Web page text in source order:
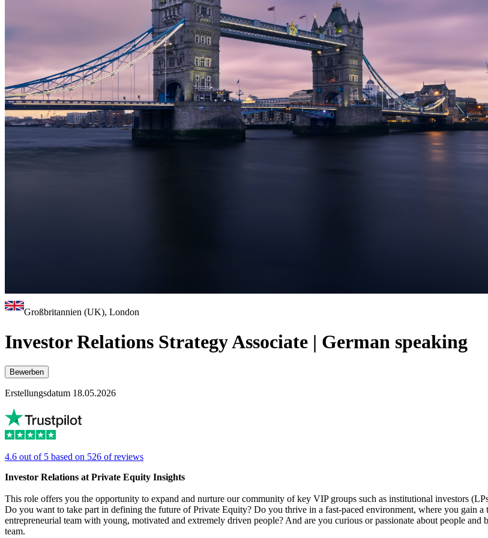
Großbritannien (UK), London
Investor Relations Strategy Associate | German speaking
Bewerben
Erstellungsdatum 18.05.2026
4.6 out of 5 based on 526 of reviews
Investor Relations at Private Equity Insights
This role offers you the opportunity to expand and nurture our community of key VIP groups such as institutional investors
Do you want to take part in defining the future of Private Equity? Do you thrive in a fast-paced environment, where you gain
entrepreneurial team with young, motivated and extremely driven people? And are you curious or passionate about people
team.